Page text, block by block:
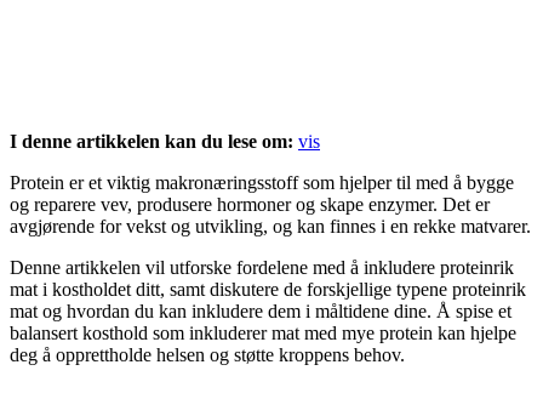
I denne artikkelen kan du lese om: vis
Protein er et viktig makronæringsstoff som hjelper til med å bygge
og reparere vev, produsere hormoner og skape enzymer. Det er
avgjørende for vekst og utvikling, og kan finnes i en rekke matvarer.
Denne artikkelen vil utforske fordelene med å inkludere proteinrik
mat i kostholdet ditt, samt diskutere de forskjellige typene proteinrik
mat og hvordan du kan inkludere dem i måltidene dine. Å spise et
balansert kosthold som inkluderer mat med mye protein kan hjelpe
deg å opprettholde helsen og støtte kroppens behov.